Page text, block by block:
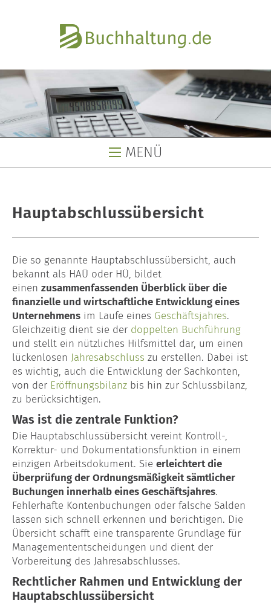
Buchhaltungsservice
Buchhaltungsbüro
Lohnbüro
Lohn- & Gehaltsabrechnung
Baulohn
Garten- & Landschaftsbau
Maler & Lackierer
Unternehmensberatung
Gründungsberatung
Kontakt
Glossar
Blog
MENÜ
Hauptabschlussübersicht
Die so genannte Hauptabschlussübersicht, auch
bekannt als HAÜ oder HÜ, bildet
einen zusammenfassenden Überblick über die
finanzielle und wirtschaftliche Entwicklung eines
Unternehmens im Laufe eines Geschäftsjahres.
Gleichzeitig dient sie der doppelten Buchführung
und stellt ein nützliches Hilfsmittel dar, um einen
lückenlosen Jahresabschluss zu erstellen. Dabei ist
es wichtig, auch die Entwicklung der Sachkonten,
von der Eröffnungsbilanz bis hin zur Schlussbilanz,
zu berücksichtigen.
Was ist die zentrale Funktion?
Die Hauptabschlussübersicht vereint Kontroll-,
Korrektur- und Dokumentationsfunktion in einem
einzigen Arbeitsdokument. Sie erleichtert die
Überprüfung der Ordnungsmäßigkeit sämtlicher
Buchungen innerhalb eines Geschäftsjahres.
Fehlerhafte Kontenbuchungen oder falsche Salden
lassen sich schnell erkennen und berichtigen. Die
Übersicht schafft eine transparente Grundlage für
Managemententscheidungen und dient der
Vorbereitung des Jahresabschlusses.
Rechtlicher Rahmen und Entwicklung der
Hauptabschlussübersicht